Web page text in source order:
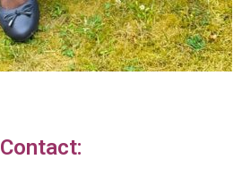
Contact: